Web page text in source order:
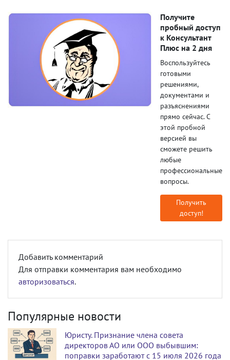
Получите
пробный доступ
к Консультант
Плюс на 2 дня
Воспользуйтесь
готовыми
решениями,
документами и
разъяснениями
прямо сейчас. С
этой пробной
версией вы
сможете решить
любые
профессиональные
вопросы.
Получить
доступ!
Добавить комментарий
Для отправки комментария вам необходимо
авторизоваться.
Популярные новости
Юристу. Признание члена совета
директоров АО или ООО выбывшим:
поправки заработают с 15 июля 2026 года